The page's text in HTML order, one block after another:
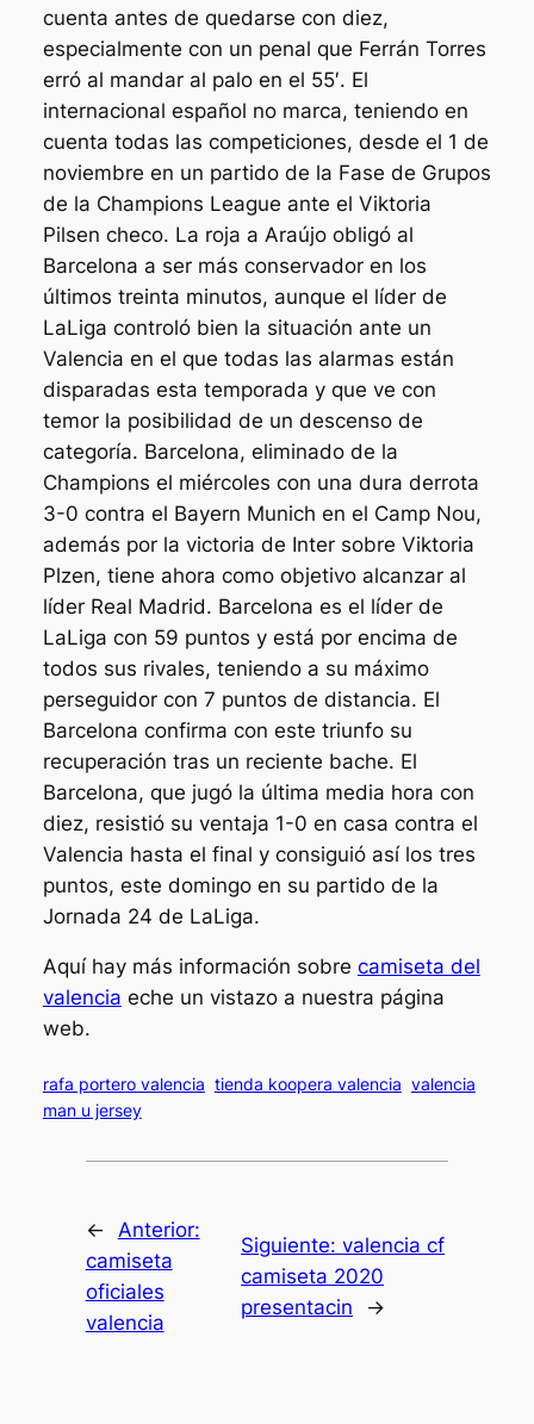
cuenta antes de quedarse con diez,
especialmente con un penal que Ferrán Torres
erró al mandar al palo en el 55′. El
internacional español no marca, teniendo en
cuenta todas las competiciones, desde el 1 de
noviembre en un partido de la Fase de Grupos
de la Champions League ante el Viktoria
Pilsen checo. La roja a Araújo obligó al
Barcelona a ser más conservador en los
últimos treinta minutos, aunque el líder de
LaLiga controló bien la situación ante un
Valencia en el que todas las alarmas están
disparadas esta temporada y que ve con
temor la posibilidad de un descenso de
categoría. Barcelona, eliminado de la
Champions el miércoles con una dura derrota
3-0 contra el Bayern Munich en el Camp Nou,
además por la victoria de Inter sobre Viktoria
Plzen, tiene ahora como objetivo alcanzar al
líder Real Madrid. Barcelona es el líder de
LaLiga con 59 puntos y está por encima de
todos sus rivales, teniendo a su máximo
perseguidor con 7 puntos de distancia. El
Barcelona confirma con este triunfo su
recuperación tras un reciente bache. El
Barcelona, que jugó la última media hora con
diez, resistió su ventaja 1-0 en casa contra el
Valencia hasta el final y consiguió así los tres
puntos, este domingo en su partido de la
Jornada 24 de LaLiga.
Aquí hay más información sobre camiseta del
valencia eche un vistazo a nuestra página
web.
rafa portero valencia tienda koopera valencia valencia
man u jersey
← Anterior:
camiseta
oficiales
valencia
Siguiente:valencia cf
camiseta 2020
presentacin
→